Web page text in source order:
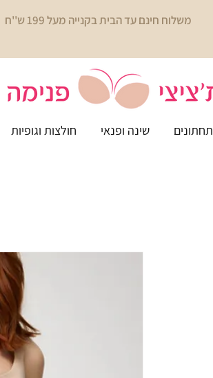
משלוח חינם עד הבית בקנייה מעל 199 ש''ח
תחתונים שינה ופנאי חולצות וגופיות